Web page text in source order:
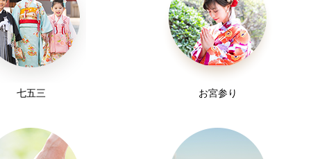
七五三 お宮参り